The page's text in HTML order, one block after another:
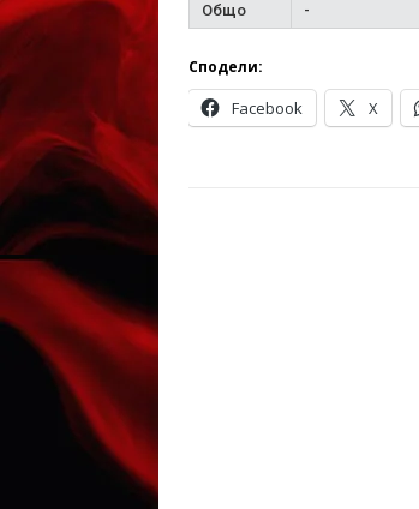
Общо -
Сподели:
Facebook X